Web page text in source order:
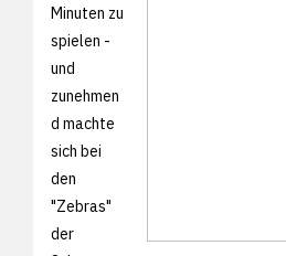
Minuten zu
spielen -
und
zunehmen
d machte
sich bei
den
"Zebras"
der